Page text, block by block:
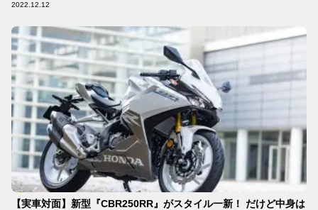
2022.12.12
【実車対面】新型『CBR250RR』がスタイル一新！ だけど中身は